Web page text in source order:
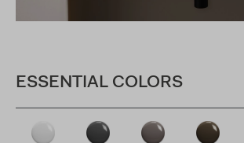
ESSENTIAL COLORS